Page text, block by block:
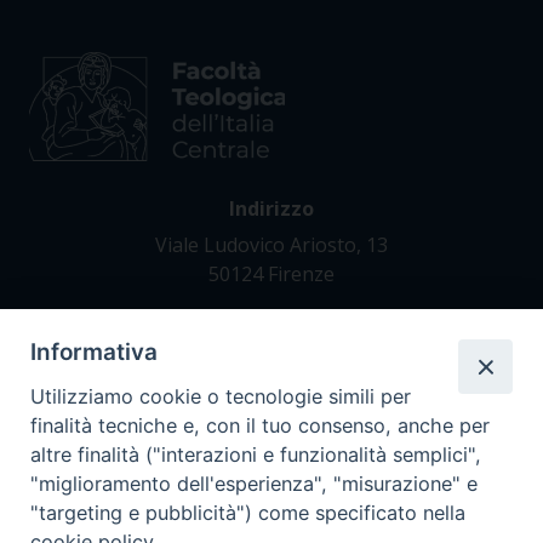
Indirizzo
Viale Ludovico Ariosto, 13
50124 Firenze
Tel. +39 055 42 82 21
segreteria@teofir.it
www.teofir.it
Informativa
Utilizziamo cookie o tecnologie simili per
finalità tecniche e, con il tuo consenso, anche per
altre finalità ("interazioni e funzionalità semplici",
"miglioramento dell'esperienza", "misurazione" e
"targeting e pubblicità") come specificato nella